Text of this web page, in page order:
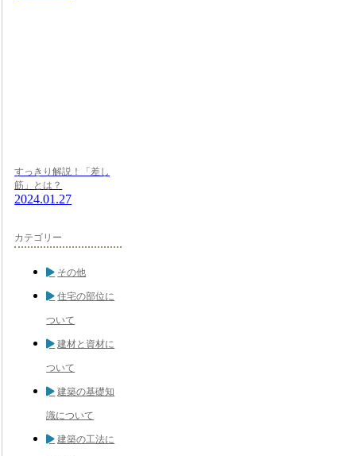
すっきり解説！「差し
筋」とは？
2024.01.27
カテゴリー
その他
住宅の部位に
ついて
建材と資材に
ついて
建築の基礎知
識について
建築の工法に